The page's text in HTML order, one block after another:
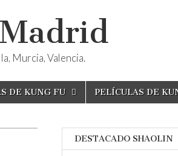
Murcia, Valencia.
DE KUNG FU PELÍCULAS DE
DESTACADO SHAOLIN